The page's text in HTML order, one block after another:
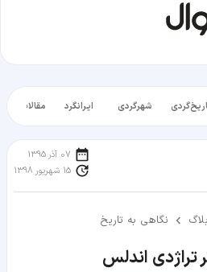
شهرگردی ایرانگرد مقالات
07 آذر 1395
15 شهریور 1398
بلاگ نگاهی به تاریخ
تراژدی اندلس